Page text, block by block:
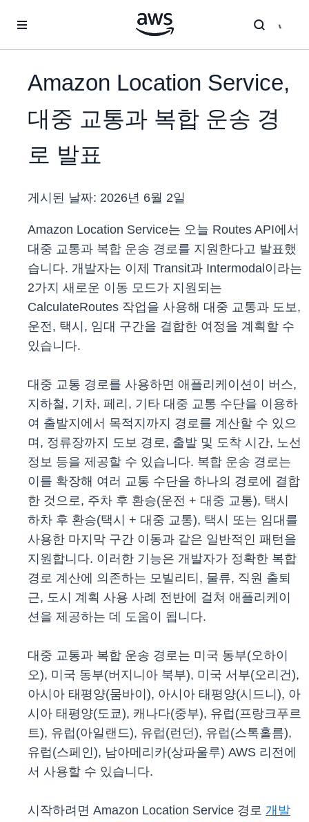
Amazon Location Service,
대중 교통과 복합 운송 경
로 발표
게시된 날짜: 2026년 6월 2일
Amazon Location Service는 오늘 Routes API에서
대중 교통과 복합 운송 경로를 지원한다고 발표했
습니다. 개발자는 이제 Transit과 Intermodal이라는
2가지 새로운 이동 모드가 지원되는
CalculateRoutes 작업을 사용해 대중 교통과 도보,
운전, 택시, 임대 구간을 결합한 여정을 계획할 수
있습니다.
대중 교통 경로를 사용하면 애플리케이션이 버스,
지하철, 기차, 페리, 기타 대중 교통 수단을 이용하
여 출발지에서 목적지까지 경로를 계산할 수 있으
며, 정류장까지 도보 경로, 출발 및 도착 시간, 노선
정보 등을 제공할 수 있습니다. 복합 운송 경로는
이를 확장해 여러 교통 수단을 하나의 경로에 결합
한 것으로, 주차 후 환승(운전 + 대중 교통), 택시
하차 후 환승(택시 + 대중 교통), 택시 또는 임대를
사용한 마지막 구간 이동과 같은 일반적인 패턴을
지원합니다. 이러한 기능은 개발자가 정확한 복합
경로 계산에 의존하는 모빌리티, 물류, 직원 출퇴
근, 도시 계획 사용 사례 전반에 걸쳐 애플리케이
션을 제공하는 데 도움이 됩니다.
대중 교통과 복합 운송 경로는 미국 동부(오하이
오), 미국 동부(버지니아 북부), 미국 서부(오리건),
아시아 태평양(뭄바이), 아시아 태평양(시드니), 아
시아 태평양(도쿄), 캐나다(중부), 유럽(프랑크푸르
트), 유럽(아일랜드), 유럽(런던), 유럽(스톡홀름),
유럽(스페인), 남아메리카(상파울루) AWS 리전에
서 사용할 수 있습니다.
시작하려면 Amazon Location Service 경로 개발